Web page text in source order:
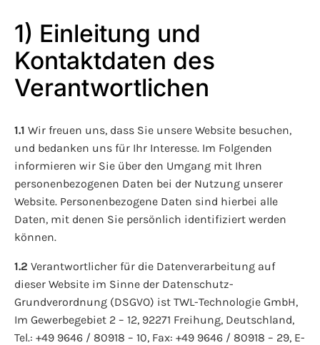
1) Einleitung und
Kontaktdaten des
Verantwortlichen
1.1 Wir freuen uns, dass Sie unsere Website besuchen,
und bedanken uns für Ihr Interesse. Im Folgenden
informieren wir Sie über den Umgang mit Ihren
personenbezogenen Daten bei der Nutzung unserer
Website. Personenbezogene Daten sind hierbei alle
Daten, mit denen Sie persönlich identifiziert werden
können.
1.2 Verantwortlicher für die Datenverarbeitung auf
dieser Website im Sinne der Datenschutz-
Grundverordnung (DSGVO) ist TWL-Technologie GmbH,
Im Gewerbegebiet 2 – 12, 92271 Freihung, Deutschland,
Tel.: +49 9646 / 80918 – 10, Fax: +49 9646 / 80918 – 29, E-